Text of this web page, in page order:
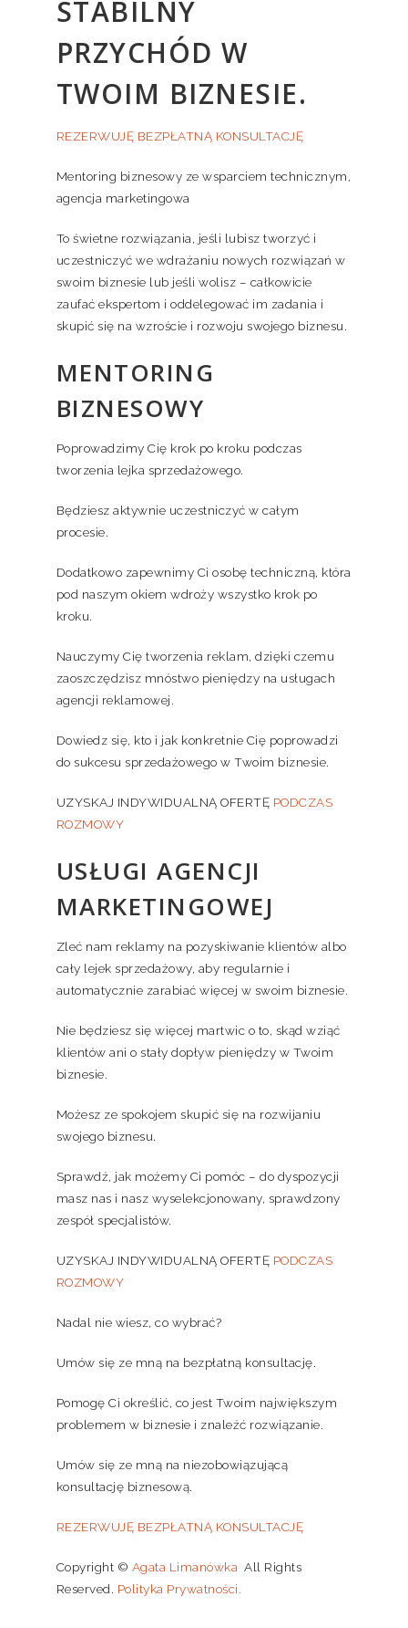
STABILNY
PRZYCHÓD W
TWOIM BIZNESIE.
REZERWUJĘ BEZPŁATNĄ KONSULTACJĘ
Mentoring biznesowy ze wsparciem technicznym,
agencja marketingowa
To świetne rozwiązania, jeśli lubisz tworzyć i
uczestniczyć we wdrażaniu nowych rozwiązań w
swoim biznesie lub jeśli wolisz – całkowicie
zaufać ekspertom i oddelegować im zadania i
skupić się na wzroście i rozwoju swojego biznesu.
MENTORING
BIZNESOWY
Poprowadzimy Cię krok po kroku podczas
tworzenia lejka sprzedażowego.
Będziesz aktywnie uczestniczyć w całym
procesie.
Dodatkowo zapewnimy Ci osobę techniczną, która
pod naszym okiem wdroży wszystko krok po
kroku.
Nauczymy Cię tworzenia reklam, dzięki czemu
zaoszczędzisz mnóstwo pieniędzy na usługach
agencji reklamowej.
Dowiedz się, kto i jak konkretnie Cię poprowadzi
do sukcesu sprzedażowego w Twoim biznesie.
UZYSKAJ INDYWIDUALNĄ OFERTĘ PODCZAS
ROZMOWY
USŁUGI AGENCJI
MARKETINGOWEJ
Zleć nam reklamy na pozyskiwanie klientów albo
cały lejek sprzedażowy, aby regularnie i
automatycznie zarabiać więcej w swoim biznesie.
Nie będziesz się więcej martwic o to, skąd wziąć
klientów ani o stały dopływ pieniędzy w Twoim
biznesie.
Możesz ze spokojem skupić się na rozwijaniu
swojego biznesu.
Sprawdź, jak możemy Ci pomóc – do dyspozycji
masz nas i nasz wyselekcjonowany, sprawdzony
zespół specjalistów.
UZYSKAJ INDYWIDUALNĄ OFERTĘ PODCZAS
ROZMOWY
Nadal nie wiesz, co wybrać?
Umów się ze mną na bezpłatną konsultację.
Pomogę Ci określić, co jest Twoim największym
problemem w biznesie i znaleźć rozwiązanie.
Umów się ze mną na niezobowiązującą
konsultację biznesową.
REZERWUJĘ BEZPŁATNĄ KONSULTACJĘ
Copyright © Agata Limanówka All Rights
Reserved. Polityka Prywatności.